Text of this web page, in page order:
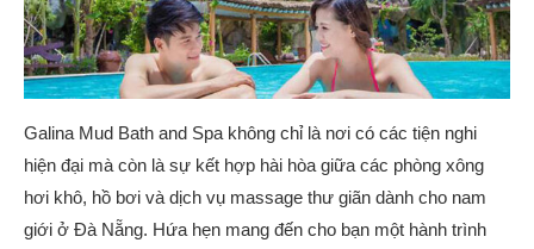
Galina Mud Bath and Spa không chỉ là nơi có các tiện nghi
hiện đại mà còn là sự kết hợp hài hòa giữa các phòng xông
hơi khô, hồ bơi và dịch vụ massage thư giãn dành cho nam
giới ở Đà Nẵng. Hứa hẹn mang đến cho bạn một hành trình